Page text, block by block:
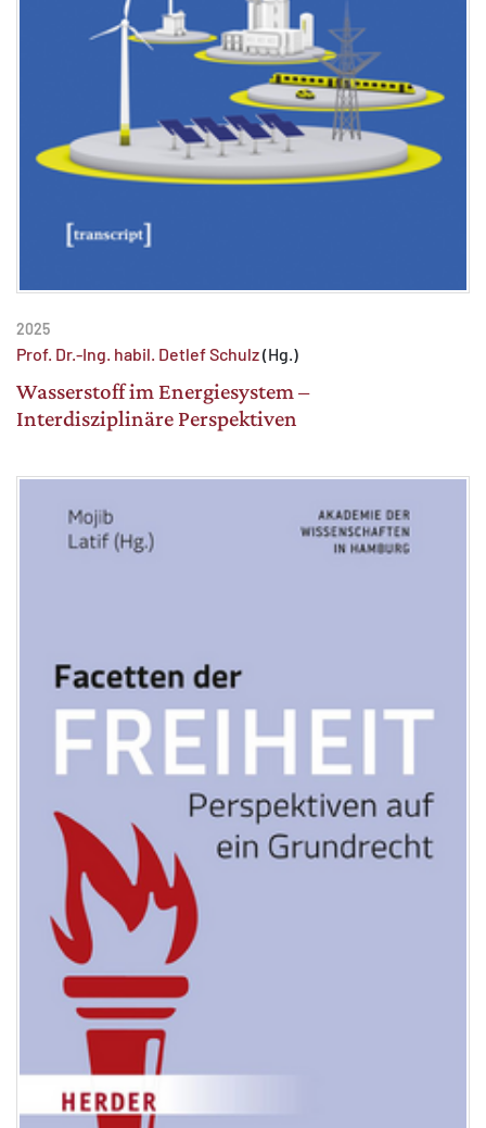
2025
Prof. Dr.-Ing. habil. Detlef Schulz(Hg.)
Wasserstoff im Energiesystem –
Interdisziplinäre Perspektiven